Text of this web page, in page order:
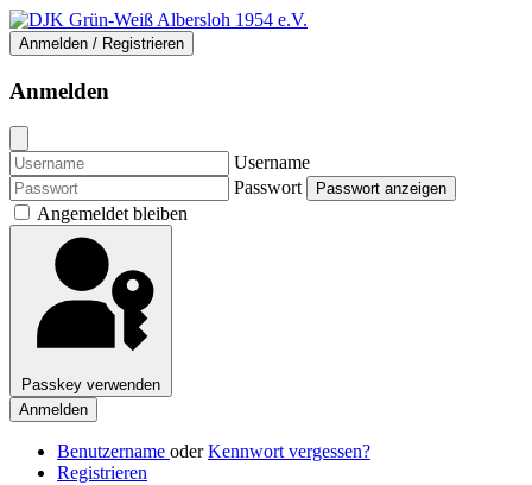
Anmelden / Registrieren
Anmelden
Username
Passwort
Passwort anzeigen
Angemeldet bleiben
Passkey verwenden
Anmelden
Benutzername oderKennwort vergessen?
Registrieren